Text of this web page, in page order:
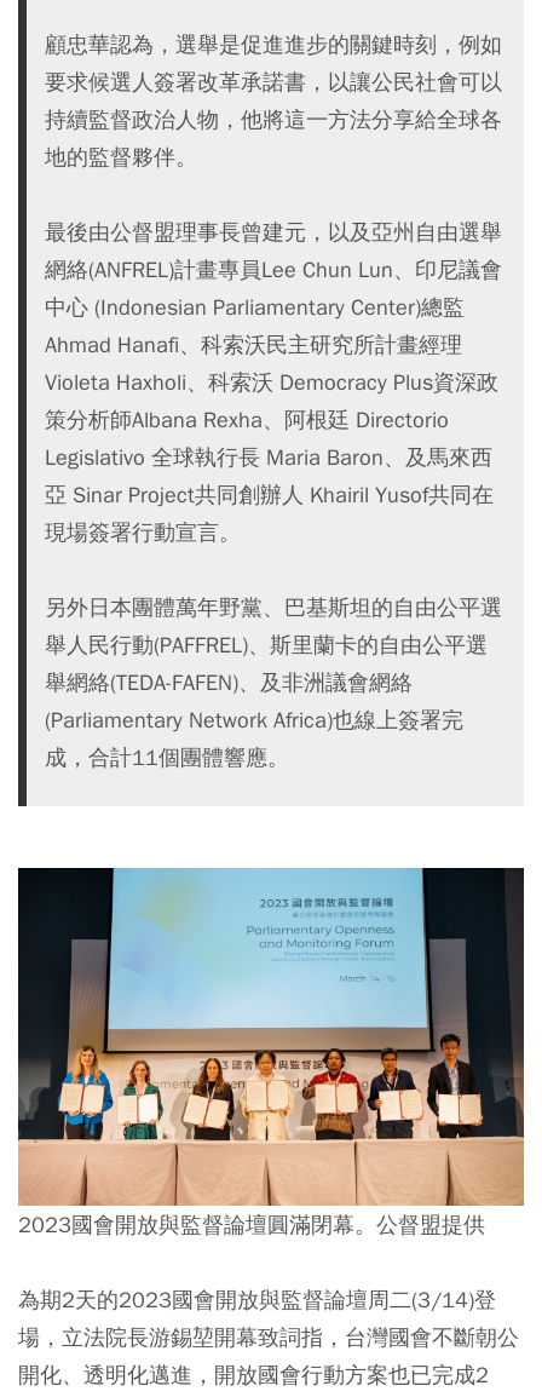
顧忠華認為，選舉是促進進步的關鍵時刻，例如
要求候選人簽署改革承諾書，以讓公民社會可以
持續監督政治人物，他將這一方法分享給全球各
地的監督夥伴。
最後由公督盟理事長曾建元，以及亞州自由選舉
網絡(ANFREL)計畫專員Lee Chun Lun、印尼議會
中心 (Indonesian Parliamentary Center)總監
Ahmad Hanafi、科索沃民主研究所計畫經理
Violeta Haxholi、科索沃 Democracy Plus資深政
策分析師Albana Rexha、阿根廷 Directorio
Legislativo 全球執行長 Maria Baron、及馬來西
亞 Sinar Project共同創辦人 Khairil Yusof共同在
現場簽署行動宣言。
另外日本團體萬年野黨、巴基斯坦的自由公平選
舉人民行動(PAFFREL)、斯里蘭卡的自由公平選
舉網絡(TEDA-FAFEN)、及非洲議會網絡
(Parliamentary Network Africa)也線上簽署完
成，合計11個團體響應。
2023國會開放與監督論壇圓滿閉幕。公督盟提供
為期2天的2023國會開放與監督論壇周二(3/14)登
場，立法院長游錫堃開幕致詞指，台灣國會不斷朝公
開化、透明化邁進，開放國會行動方案也已完成2